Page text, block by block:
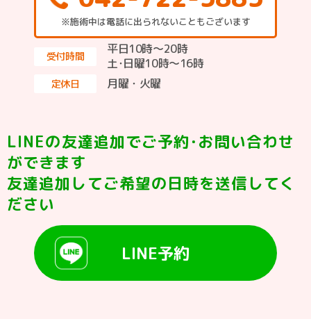
※施術中は電話に出られないこともございます
受付時間
平日10時～20時
土･日曜10時〜16時
定休日 月曜・火曜
LINEの友達追加でご予約･お問い合わせ
ができます
友達追加してご希望の日時を送信してく
ださい
LINE予約